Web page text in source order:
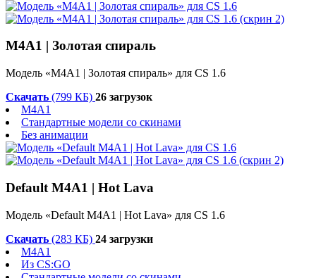
M4A1 | Золотая спираль
Модель «M4A1 | Золотая спираль» для CS 1.6
Скачать (799 КБ) 26 загрузок
M4A1
Стандартные модели со скинами
Без анимации
Default M4A1 | Hot Lava
Модель «Default M4A1 | Hot Lava» для CS 1.6
Скачать (283 КБ) 24 загрузки
M4A1
Из CS:GO